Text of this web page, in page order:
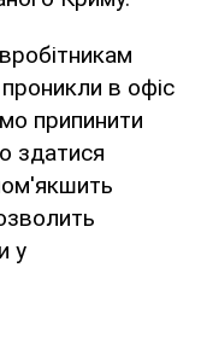
в офіс
припинити
здатися
у